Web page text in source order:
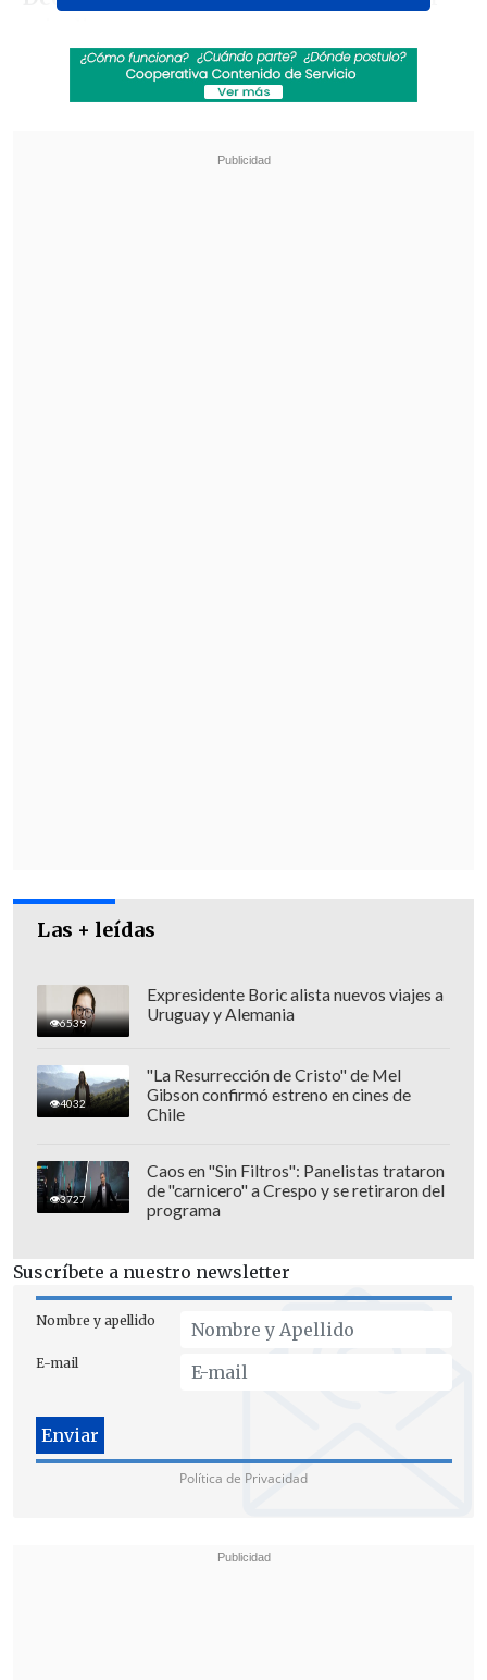
de Bielsa en Uruguay
Las + leídas
6539
Expresidente Boric alista nuevos viajes a
Uruguay y Alemania
4032
"La Resurrección de Cristo" de Mel
Gibson confirmó estreno en cines de
Chile
3727
Caos en "Sin Filtros": Panelistas trataron
de "carnicero" a Crespo y se retiraron del
programa
Suscríbete a nuestro newsletter
Nombre y apellido
E-mail
Política de Privacidad